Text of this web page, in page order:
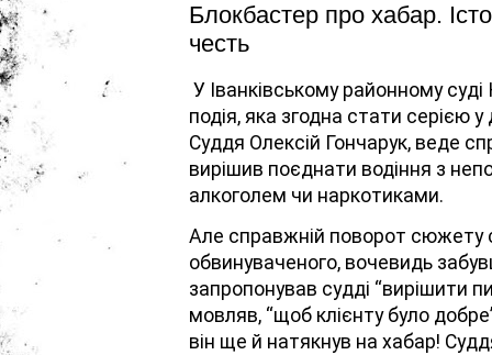
Блокбастер про хабар.
честь
У Іванківському районному
подія, яка згодна стати серією
Суддя Олексій Гончарук, веде
вирішив поєднати водіння з
алкоголем чи наркотиками.
Але справжній поворот сюжету
обвинуваченого, вочевидь
запропонував судді “вирішити
мовляв, “щоб клієнту було
він ще й натякнув на хабар!